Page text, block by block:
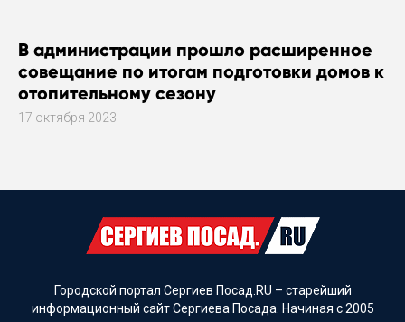
В администрации прошло расширенное
совещание по итогам подготовки домов к
отопительному сезону
17 октября 2023
Городской портал Сергиев Посад.RU – старейший
информационный сайт Сергиева Посада. Начиная с 2005